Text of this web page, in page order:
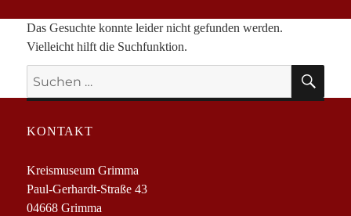
Das Gesuchte konnte leider nicht gefunden werden.
Vielleicht hilft die Suchfunktion.
Suchen
nach:
KONTAKT
Kreismuseum Grimma
Paul-Gerhardt-Straße 43
04668 Grimma